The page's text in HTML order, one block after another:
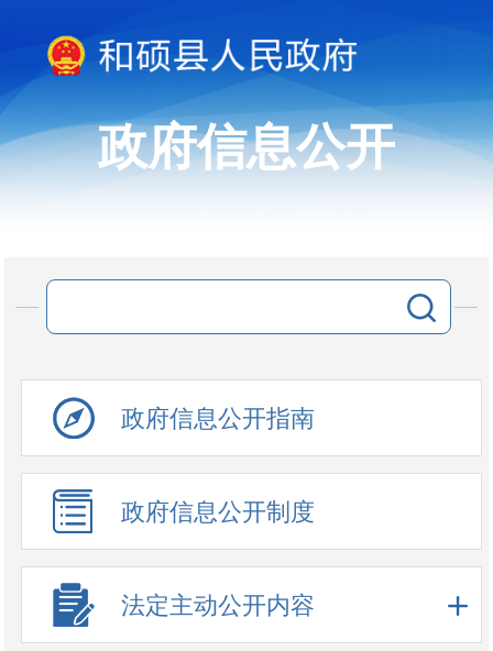
政府信息公开
政府信息公开指南
政府信息公开制度
法定主动公开内容